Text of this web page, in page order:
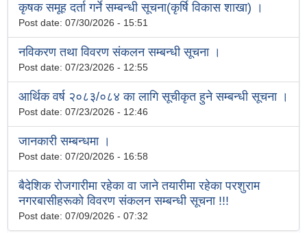
कृषक समूह दर्ता गर्ने सम्बन्धी सूचना(कृर्षि विकास शाखा) ।
Post date: 07/30/2026 - 15:51
नविकरण तथा विवरण संकलन सम्बन्धी सूचना ।
Post date: 07/23/2026 - 12:55
आर्थिक वर्ष २०८३/०८४ का लागि सूचीकृत हुने सम्बन्धी सूचना ।
Post date: 07/23/2026 - 12:46
जानकारी सम्बन्धमा ।
Post date: 07/20/2026 - 16:58
बैदेशिक रोजगारीमा रहेका वा जाने तयारीमा रहेका परशुराम
नगरबासीहरूको विवरण संकलन सम्बन्धी सूचना !!!
Post date: 07/09/2026 - 07:32